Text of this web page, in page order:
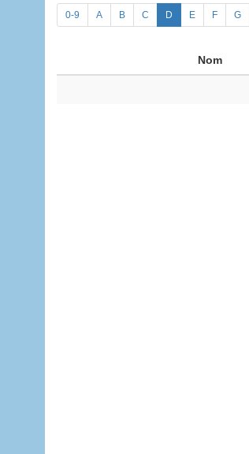
0-9 A B C D E F G
Nom